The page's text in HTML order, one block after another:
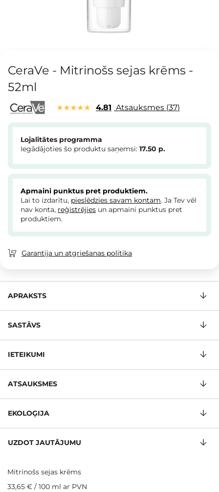
CeraVe - Mitrinošs sejas krēms -
52ml
4.81 Atsauksmes 37
Lojalitātes programma
Iegādājoties šo produktu saņemsi: 17.50 p.
Apmaini punktus pret produktiem.
Lai to izdarītu, pieslēdzies savam kontam. Ja Tev vēl
nav konta, reģistrējies un apmaini punktus pret
produktiem.
Garantija un atgriešanas politika
APRAKSTS
SASTĀVS
IETEIKUMI
ATSAUKSMES
EKOLOĢIJA
UZDOT JAUTĀJUMU
Mitrinošs sejas krēms
33,65 € / 100 ml ar PVN